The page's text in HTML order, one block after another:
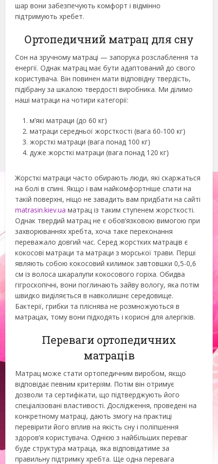
шар вони забезпечують комфорт і відмінно
підтримують хребет.
Ортопедичний матрац для сну
Сон на зручному матраці — запорука розслаблення та
енергії. Однак матрац має бути адаптований до свого
користувача. Він повинен мати відповідну твердість,
підібрану за шкалою твердості виробника. Ми ділимо
наші матраци на чотири категорії:
м’які матраци (до 60 кг)
матраци середньої жорсткості (вага 60-100 кг)
жорсткі матраци (вага понад 100 кг)
дуже жорсткі матраци (вага понад 120 кг)
Жорсткі матраци часто обирають люди, які скаржаться
на болі в спині. Якщо і вам найкомфортніше спати на
такій поверхні, ніщо не завадить вам придбати на сайті
matrasin.kiev.ua матрац із таким ступенем жорсткості.
Однак твердий матрац не є обов’язковою вимогою при
захворюваннях хребта, хоча таке переконання
переважало довгий час. Серед жорстких матраців є
кокосові матраци та матраци з морської трави. Перші
являють собою кокосовий килимок завтовшки 0,5-0,6
см із волоса шкаралупи кокосового горіха. Обидва
гігроскопічні, вони поглинають зайву вологу, яка потім
швидко виділяється в навколишнє середовище.
Бактерії, грибки та пліснява не розмножуються в
матрацах, тому вони підходять і корисні для алергіків.
Переваги ортопедичних
матраців
Матрац може стати ортопедичним виробом, якщо
відповідає певним критеріям. Потім він отримує
дозволи та сертифікати, що підтверджують його
спеціалізовані властивості. Дослідження, проведені на
конкретному матраці, дають змогу на практиці
перевірити його вплив на якість сну і поліпшення
здоров’я користувача. Однією з найбільших переваг
буде структура матраца, яка відповідатиме за
правильну підтримку хребта. Ще одна перевага